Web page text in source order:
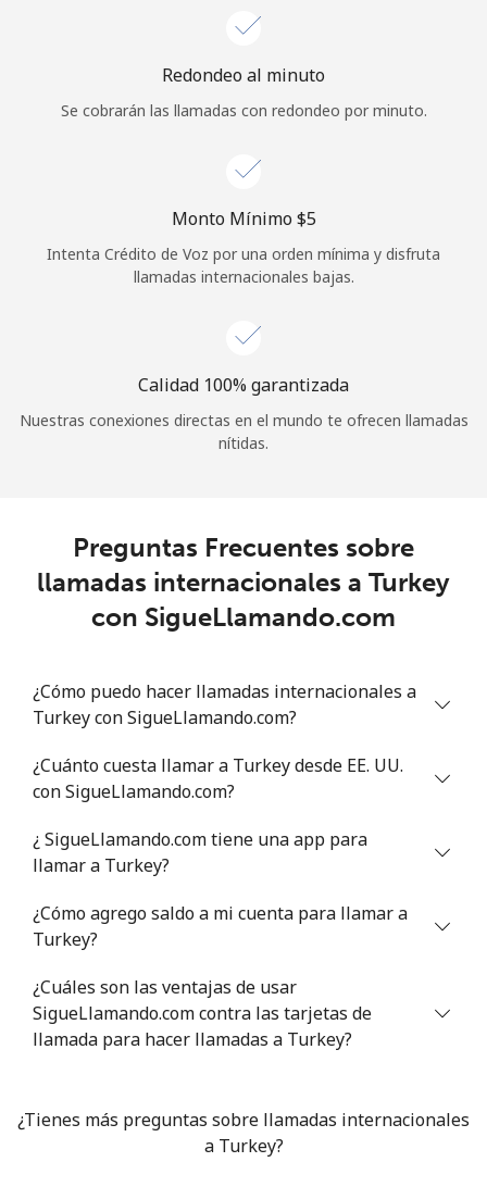
REGÍSTRATE →
Redondeo al minuto
Se cobrarán las llamadas con redondeo por minuto.
Monto Mínimo ⁦$5⁩
Intenta Crédito de Voz por una orden mínima y disfruta
llamadas internacionales bajas.
Calidad 100% garantizada
Nuestras conexiones directas en el mundo te ofrecen llamadas
nítidas.
Preguntas Frecuentes sobre
llamadas internacionales a Turkey
con SigueLlamando.com
¿Cómo puedo hacer llamadas internacionales a
Turkey con SigueLlamando.com?
¿Cuánto cuesta llamar a Turkey desde EE. UU.
con SigueLlamando.com?
¿ SigueLlamando.com tiene una app para
llamar a Turkey?
¿Cómo agrego saldo a mi cuenta para llamar a
Turkey?
¿Cuáles son las ventajas de usar
SigueLlamando.com contra las tarjetas de
llamada para hacer llamadas a Turkey?
¿Tienes más preguntas sobre llamadas internacionales
a Turkey?